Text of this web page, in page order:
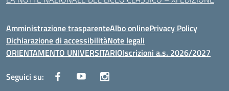
Amministrazione trasparenteAlbo onlinePrivacy Policy
Dichiarazione di accessibilitàNote legali
ORIENTAMENTO UNIVERSITARIOIscrizioni a.s. 2026/2027
Seguici su: